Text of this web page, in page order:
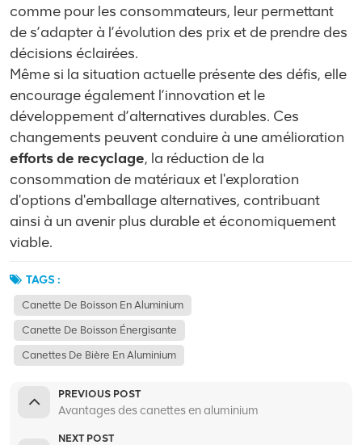
comme pour les consommateurs, leur permettant
de s’adapter à l’évolution des prix et de prendre des
décisions éclairées.
Même si la situation actuelle présente des défis, elle
encourage également l’innovation et le
développement d’alternatives durables. Ces
changements peuvent conduire à une amélioration
efforts de recyclage, la réduction de la
consommation de matériaux et l'exploration
d'options d'emballage alternatives, contribuant
ainsi à un avenir plus durable et économiquement
viable.
TAGS :
Canette De Boisson En Aluminium
Canette De Boisson Énergisante
Canettes De Bière En Aluminium
PREVIOUS POST
Avantages des canettes en aluminium
NEXT POST